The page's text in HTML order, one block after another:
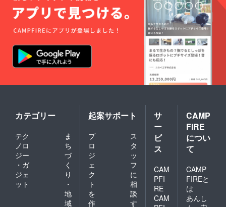
カテゴリー
テク
ノロ
ジー
・ガ
ジェ
ット
ま
ち
づ
く
り
・
地
域
起案サポート
プ
ロ
ジ
ェ
ク
ト
を
作
ス
タ
ッ
フ
に
相
談
す
サ
ー
ビ
ス
CAM
PFI
RE
CAM
CAMP
FIRE
につい
て
CAMP
FIREと
は
あんし